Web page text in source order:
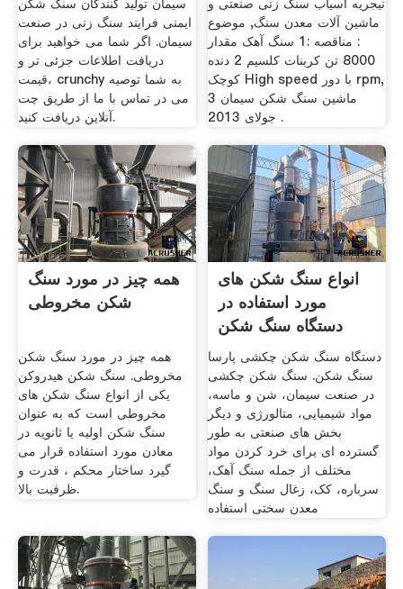
سیمان تولید کنندگان سنگ شکن
ایمنی فرایند سنگ زنی در صنعت
سیمان. اگر شما می خواهید برای
دریافت اطلاعات جزئی تر و
قیمت، crunchy به شما توصیه
می در تماس با ما از طریق چت
آنلاین دریافت کنید.
نیجریه آسیاب سنگ زنی صنعتی و
ماشین آلات معدن سنگ, موضوع
: مناقصه :1 سنگ آهک مقدار
8000 تن کربنات کلسیم 2 دنده
کوچک High speed با دور rpm,
ماشین سنگ شکن سیمان 3
جولای 2013 .
همه چیز در مورد سنگ
شکن مخروطی
همه چیز در مورد سنگ شکن
مخروطی. سنگ شکن هیدروکن
یکی از انواع سنگ شکن های
مخروطی است که به عنوان
سنگ شکن اولیه یا ثانویه در
معادن مورد استفاده قرار می
گیرد ساختار محکم ، قدرت و
ظرفیت بالا.
انواع سنگ شکن های
مورد استفاده در
دستگاه سنگ شکن
سنگی صنعت
دستگاه سنگ شکن چکشی پارسا
سنگ شکن. سنگ شکن چکشی
در صنعت سیمان، شن و ماسه،
مواد شیمیایی، متالورژی و دیگر
بخش های صنعتی به طور
گسترده ای برای خرد کردن مواد
مختلف از جمله سنگ آهک،
سرباره، کک، زغال سنگ و سنگ
معدن سختی استفاده